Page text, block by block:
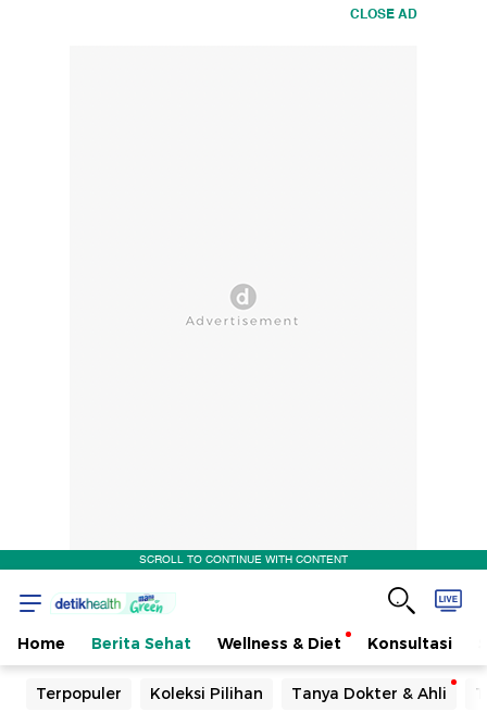
CLOSE AD
SCROLL TO CONTINUE WITH CONTENT
Home Berita Sehat Wellness & Diet Konsultasi
Terpopuler Koleksi Pilihan Tanya Dokter & Ahli